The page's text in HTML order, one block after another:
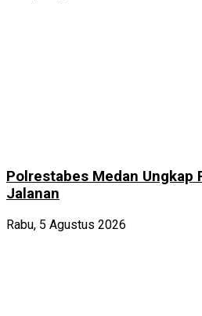
Polrestabes Medan Ungkap
Jalanan
Rabu, 5 Agustus 2026